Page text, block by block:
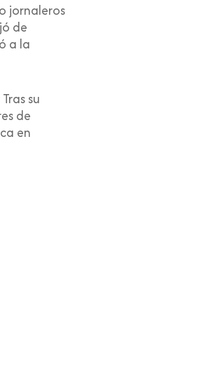
jornaleros
de
a la
su
de
en